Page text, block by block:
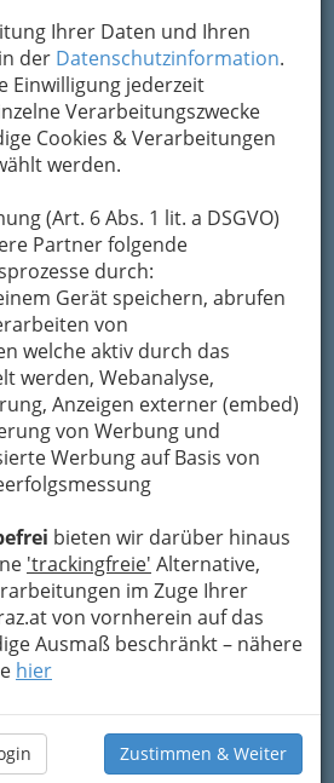
Ihrer Daten und Ihren
der Datenschutzinformation.
Einwilligung jederzeit
Verarbeitungszwecke
Cookies & Verarbeitungen
werden.
(Art. 6 Abs. 1 lit. a DSGVO)
Partner folgende
durch:
Gerät speichern, abrufen
von
welche aktiv durch das
werden, Webanalyse,
Anzeigen externer (embed)
von Werbung und
Werbung auf Basis von
bieten wir darüber hinaus
'trackingfreie' Alternative,
im Zuge Ihrer
von vornherein auf das
Ausmaß beschränkt – nähere
hier
Zustimmen & Weiter
vor Spam-Mails zu
wir an dieser Stelle zur
Nachricht ein sicheres
wird nach dem
per Mail an das